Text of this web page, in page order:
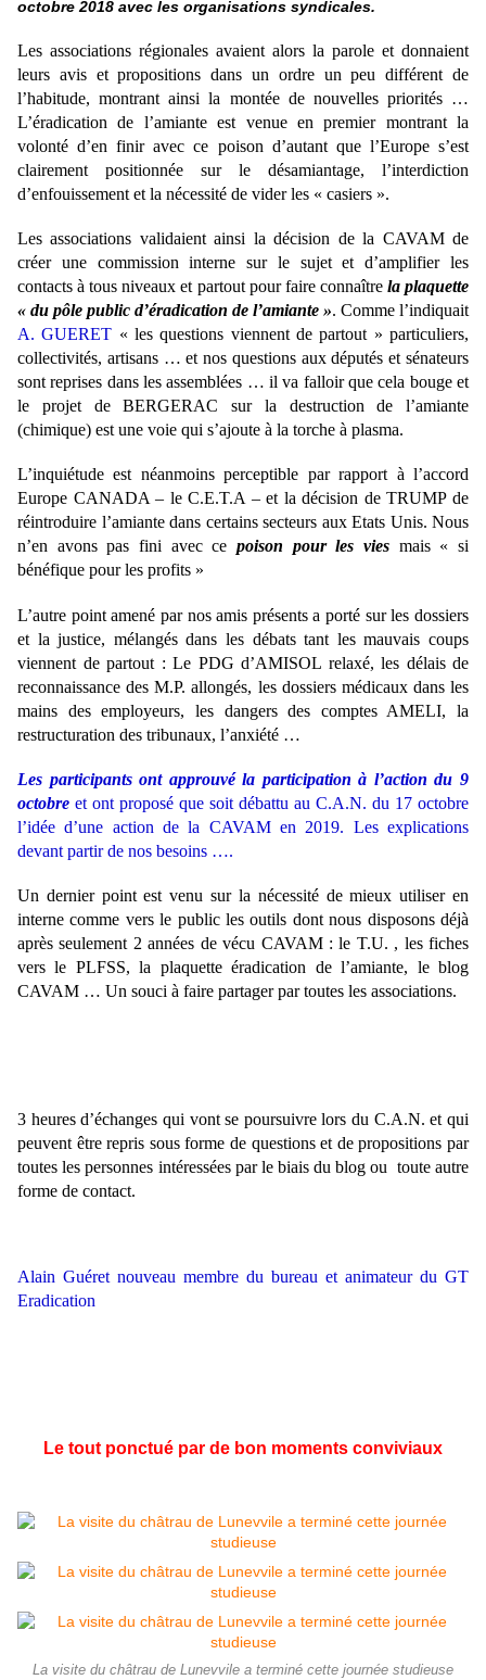
octobre 2018 avec les organisations syndicales.
Les associations régionales avaient alors la parole et donnaient
leurs avis et propositions dans un ordre un peu différent de
l’habitude, montrant ainsi la montée de nouvelles priorités …
L’éradication de l’amiante est venue en premier montrant la
volonté d’en finir avec ce poison d’autant que l’Europe s’est
clairement positionnée sur le désamiantage, l’interdiction
d’enfouissement et la nécessité de vider les « casiers ».
Les associations validaient ainsi la décision de la CAVAM de
créer une commission interne sur le sujet et d’amplifier les
contacts à tous niveaux et partout pour faire connaître la plaquette
« du pôle public d’éradication de l’amiante ». Comme l’indiquait
A. GUERET « les questions viennent de partout » particuliers,
collectivités, artisans … et nos questions aux députés et sénateurs
sont reprises dans les assemblées … il va falloir que cela bouge et
le projet de BERGERAC sur la destruction de l’amiante
(chimique) est une voie qui s’ajoute à la torche à plasma.
L’inquiétude est néanmoins perceptible par rapport à l’accord
Europe CANADA – le C.E.T.A – et la décision de TRUMP de
réintroduire l’amiante dans certains secteurs aux Etats Unis. Nous
n’en avons pas fini avec ce poison pour les vies mais « si
bénéfique pour les profits »
L’autre point amené par nos amis présents a porté sur les dossiers
et la justice, mélangés dans les débats tant les mauvais coups
viennent de partout : Le PDG d’AMISOL relaxé, les délais de
reconnaissance des M.P. allongés, les dossiers médicaux dans les
mains des employeurs, les dangers des comptes AMELI, la
restructuration des tribunaux, l’anxiété …
Les participants ont approuvé la participation à l’action du 9
octobre et ont proposé que soit débattu au C.A.N. du 17 octobre
l’idée d’une action de la CAVAM en 2019. Les explications
devant partir de nos besoins ….
Un dernier point est venu sur la nécessité de mieux utiliser en
interne comme vers le public les outils dont nous disposons déjà
après seulement 2 années de vécu CAVAM : le T.U. , les fiches
vers le PLFSS, la plaquette éradication de l’amiante, le blog
CAVAM … Un souci à faire partager par toutes les associations.
3 heures d’échanges qui vont se poursuivre lors du C.A.N. et qui
peuvent être repris sous forme de questions et de propositions par
toutes les personnes intéressées par le biais du blog ou toute autre
forme de contact.
Alain Guéret nouveau membre du bureau et animateur du GT
Eradication
Le tout ponctué par de bon moments conviviaux
La visite du châtrau de Lunevvile a terminé cette journée studieuse